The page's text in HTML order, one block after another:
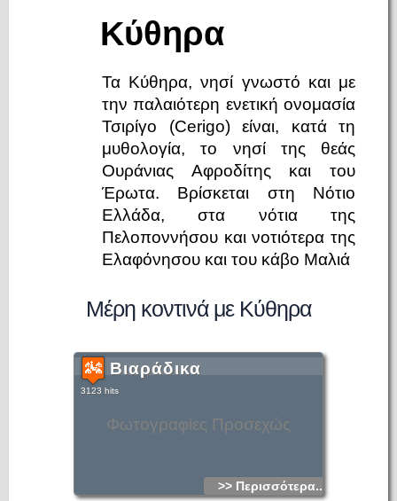
Κύθηρα
Τα Κύθηρα, νησί γνωστό και με
την παλαιότερη ενετική ονομασία
Τσιρίγο (Cerigo) είναι, κατά τη
μυθολογία, το νησί της θεάς
Ουράνιας Αφροδίτης και του
Έρωτα. Βρίσκεται στη Νότιο
Ελλάδα, στα νότια της
Πελοποννήσου και νοτιότερα της
Ελαφόνησου και του κάβο Μαλιά
Μέρη κοντινά με Κύθηρα
Φωτογραφίες Προσεχώς
Βιαράδικα
3123 hits
>> Περισσότερα...